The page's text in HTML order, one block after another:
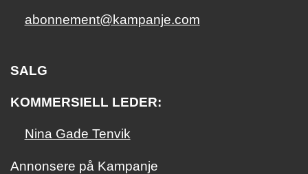
abonnement@kampanje.com
SALG
KOMMERSIELL LEDER:
Nina Gade Tenvik
Annonsere på Kampanje